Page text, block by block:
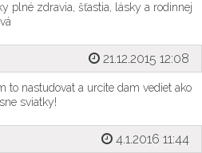
plné zdravia, šťastia, lásky a rodinnej
21.12.2015 12:08
to nastudovat a urcite dam vediet ako
sviatky!
4.1.2016 11:44